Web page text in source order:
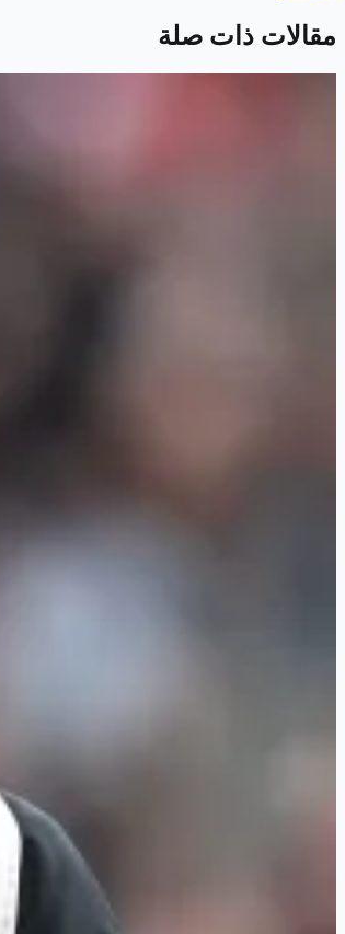
مقالات ذات صلة